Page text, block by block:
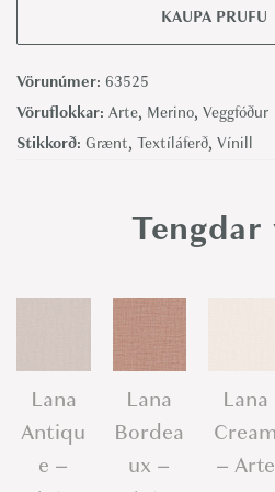
t
a
g
n
A
KAUPA PRUFU
Vörunúmer: 63525
Vöruflokkar: Arte, Merino, Veggfóður
Stikkorð: Grænt, Textíláferð, Vínill
Lana
Antiqu
e –
Lana
Bordea
ux –
Lana
Cream
– Arte